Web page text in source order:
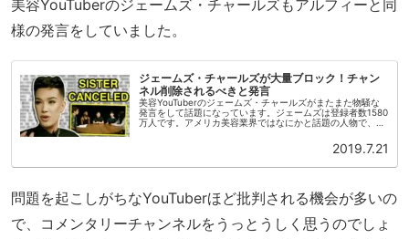
美容YouTuberのジェームズ・チャールズもアルフィーと同
様の発言をしていました。
ジェームズ・チャールズが大量ブロック！チャン
ネル削除されるべきと発言
美容YouTuberのジェームズ・チャールズがまたまた物騒な
発言をして話題になっています。ジェームズは登録者数1580
万人です。アメリカ美容業界ではなにかと話題の人物で、フ
2019.7.21
問題を起こしがちなYouTuberほど批判される機会が多いの
で、コメンタリーチャンネルをうっとうしく思うのでしょ